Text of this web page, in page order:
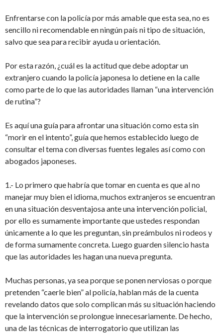
Enfrentarse con la policía por más amable que esta sea, no es
sencillo ni recomendable en ningún país ni tipo de situación,
salvo que sea para recibir ayuda u orientación.
Por esta razón, ¿cuál es la actitud que debe adoptar un
extranjero cuando la policía japonesa lo detiene en la calle
como parte de lo que las autoridades llaman “una intervención
de rutina”?
Es aquí una guía para afrontar una situación como esta sin
“morir en el intento”, guía que hemos establecido luego de
consultar el tema con diversas fuentes legales así como con
abogados japoneses.
1.- Lo primero que habría que tomar en cuenta es que al no
manejar muy bien el idioma, muchos extranjeros se encuentran
en una situación desventajosa ante una intervención policial,
por ello es sumamente importante que ustedes respondan
únicamente a lo que les preguntan, sin preámbulos ni rodeos y
de forma sumamente concreta. Luego guarden silencio hasta
que las autoridades les hagan una nueva pregunta.
Muchas personas, ya sea porque se ponen nerviosas o porque
pretenden “caerle bien” al policía, hablan más de la cuenta
revelando datos que solo complican más su situación haciendo
que la intervención se prolongue innecesariamente. De hecho,
una de las técnicas de interrogatorio que utilizan las